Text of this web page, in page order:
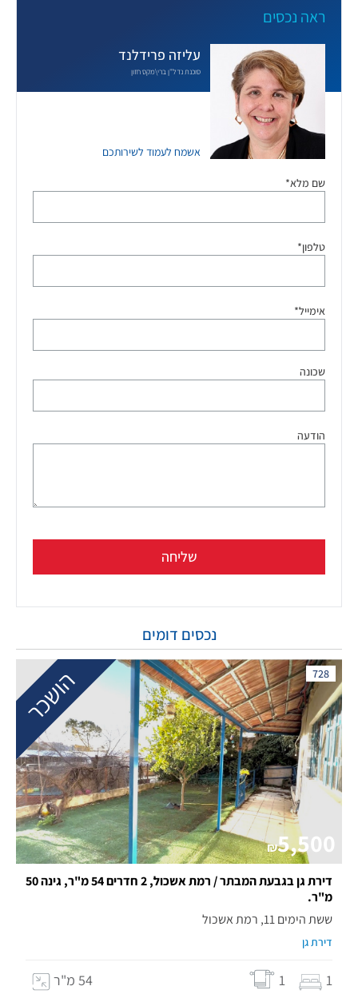
ראה נכסים
עליזה פרידלנד
סוכנת נדל"ן ברי\מקס חזון
אשמח לעמוד לשירותכם
שם מלא*
טלפון*
אימייל*
שכונה
הודעה
שליחה
נכסים דומים
728
₪5,500
הושכר
דירת גן בגבעת המבתר / רמת אשכול, 2 חדרים 54 מ"ר, גינה 50
מ"ר.
ששת הימים 11, רמת אשכול
דירת גן
1
1 54 מ"ר